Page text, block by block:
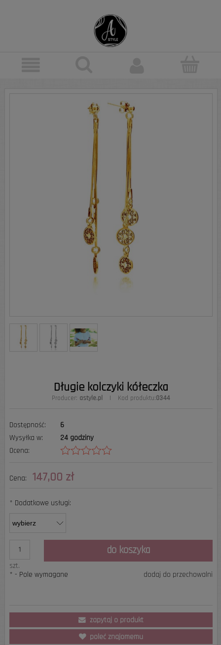
Długie kolczyki kółeczka
Producer: astyle.pl | Kod produktu:0344
Dostępność:
6
Wysyłka w:
24 godziny
Ocena:
Cena: 147,00 zł
* Dodatkowe usługi:
szt.
do koszyka
dodaj do przechowalni
* - Pole wymagane
zapytaj o produkt
poleć znajomemu